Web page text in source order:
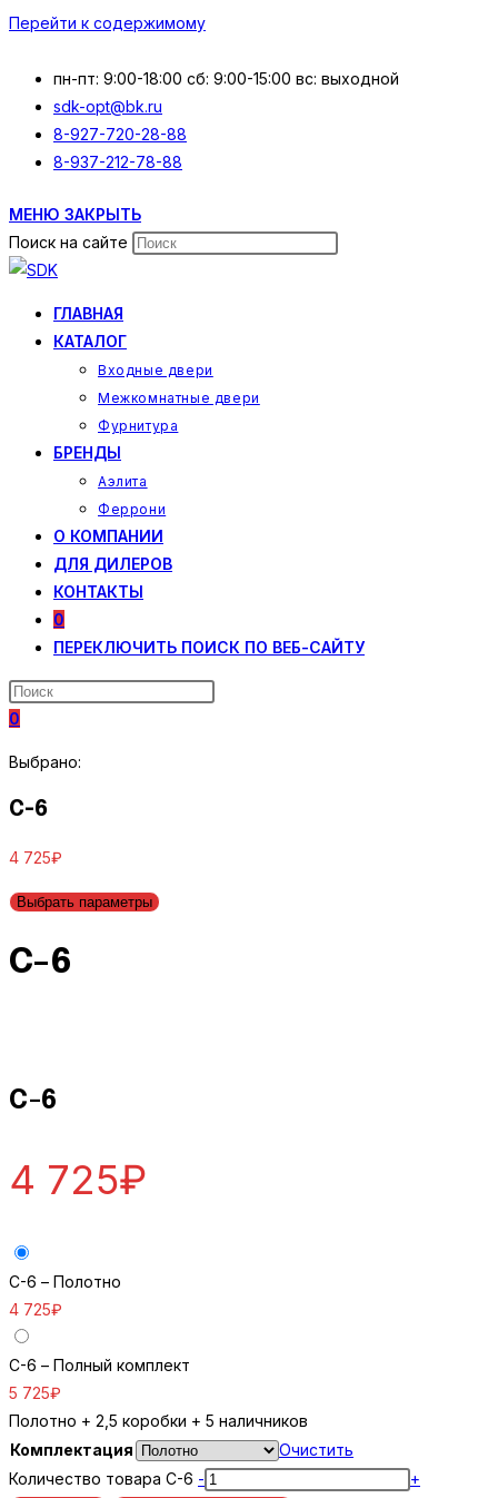
Перейти к содержимому
пн-пт: 9:00-18:00 сб: 9:00-15:00 вс: выходной
sdk-opt@bk.ru
8-927-720-28-88
8-937-212-78-88
МЕНЮ ЗАКРЫТЬ
Поиск на сайте
ГЛАВНАЯ
КАТАЛОГ
Входные двери
Межкомнатные двери
Фурнитура
БРЕНДЫ
Аэлита
Феррони
О КОМПАНИИ
ДЛЯ ДИЛЕРОВ
КОНТАКТЫ
0
ПЕРЕКЛЮЧИТЬ ПОИСК ПО ВЕБ-САЙТУ
0
Выбрано:
C-6
4 725₽
Выбрать параметры
C-6
C-6
4 725₽
C-6 – Полотно
4 725₽
C-6 – Полный комплект
5 725₽
Полотно + 2,5 коробки + 5 наличников
Комплектация
Очистить
Количество товара C-6 - +